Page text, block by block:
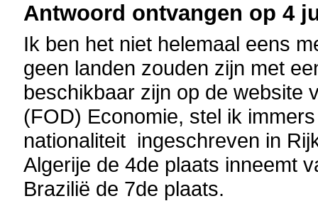
Antwoord ontvangen op 4
Ik ben het niet helemaal eens
geen landen zouden zijn met
beschikbaar zijn op de website
(FOD) Economie, stel ik
nationaliteit ingeschreven in
Algerije de 4de plaats inneemt
Brazilië de 7de plaats.